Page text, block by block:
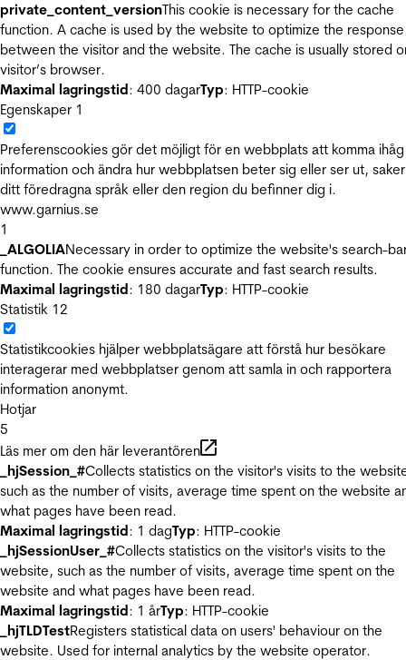
private_content_versionThis cookie is necessary for the cache
function. A cache is used by the website to optimize the
between the visitor and the website. The cache is usually stored
visitor’s browser.
Maximal lagringstid: 400 dagarTyp: HTTP-cookie
Egenskaper 1
Preferenscookies gör det möjligt för en webbplats att komma ihåg
information och ändra hur webbplatsen beter sig eller ser ut,
ditt föredragna språk eller den region du befinner dig i.
www.garnius.se
1
_ALGOLIANecessary in order to optimize the website's search-
function. The cookie ensures accurate and fast search results.
Maximal lagringstid: 180 dagarTyp: HTTP-cookie
Statistik 12
Statistikcookies hjälper webbplatsägare att förstå hur besökare
interagerar med webbplatser genom att samla in och rapportera
information anonymt.
Hotjar
5
Läs mer om den här leverantören
_hjSession_#Collects statistics on the visitor's visits to the
such as the number of visits, average time spent on the website
what pages have been read.
Maximal lagringstid: 1 dagTyp: HTTP-cookie
_hjSessionUser_#Collects statistics on the visitor's visits to the
website, such as the number of visits, average time spent on the
website and what pages have been read.
Maximal lagringstid: 1 årTyp: HTTP-cookie
_hjTLDTestRegisters statistical data on users' behaviour on the
website. Used for internal analytics by the website operator.